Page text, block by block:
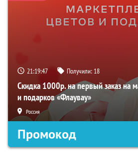
21:19:46 Получили: 18
Скидка 1000р. на первый заказ на
и подарков «Флаувау»
Россия
Промокод